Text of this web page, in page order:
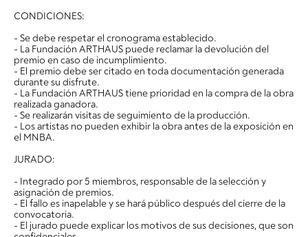
CONDICIONES:
- Se debe respetar el cronograma establecido.
- La Fundación ARTHAUS puede reclamar la devolución del
premio en caso de incumplimiento.
- El premio debe ser citado en toda documentación generada
durante su disfrute.
- La Fundación ARTHAUS tiene prioridad en la compra de la obra
realizada ganadora.
- Se realizarán visitas de seguimiento de la producción.
- Los artistas no pueden exhibir la obra antes de la exposición en
el MNBA.
JURADO:
- Integrado por 5 miembros, responsable de la selección y
asignación de premios.
- El fallo es inapelable y se hará público después del cierre de la
convocatoria.
- El jurado puede explicar los motivos de sus decisiones, que son